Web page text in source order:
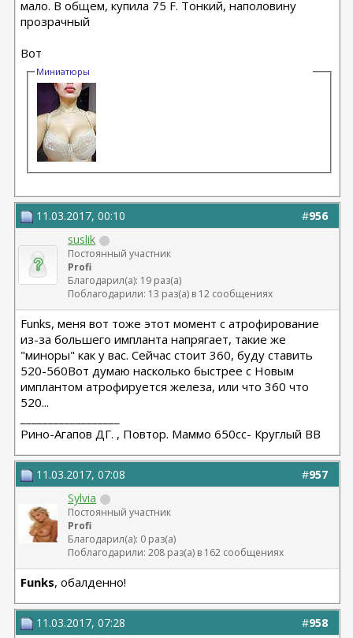
мало. В общем, купила 75 F. Тонкий, наполовину
прозрачный
Вот
Миниатюры
#956
11.03.2017, 00:10
suslik
Постоянный участник
Profi
Благодарил(а): 19 раз(а)
Поблагодарили: 13 раз(а) в 12 сообщениях
Funks, меня вот тоже этот момент с атрофирование
из-за большего импланта напрягает, такие же
"миноры" как у вас. Сейчас стоит 360, буду ставить
520-560Вот думаю насколько быстрее с Новым
имплантом атрофируется железа, или что 360 что
520...
Рино-Агапов ДГ. , Повтор. Маммо 650сс- Круглый ВВ
#957
11.03.2017, 07:08
Sylvia
Постоянный участник
Profi
Благодарил(а): 0 раз(а)
Поблагодарили: 208 раз(а) в 162 сообщениях
Funks, обалденно!
#958
11.03.2017, 07:28